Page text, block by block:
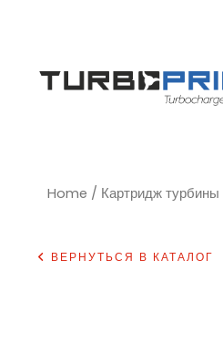
Home / Картридж турбины
ВЕРНУТЬСЯ В КАТАЛОГ